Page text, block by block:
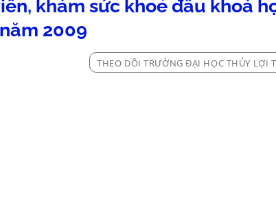
khám sức khoẻ đầu khoá
năm 2009
THEO DÕI TRƯỜNG ĐẠI HỌC THỦY LỢI